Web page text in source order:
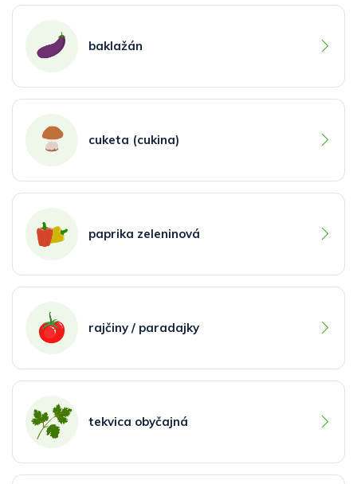
baklažán
cuketa (cukina)
paprika zeleninová
rajčiny / paradajky
tekvica obyčajná